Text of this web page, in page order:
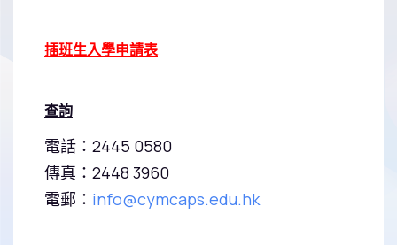
插班生入學申請表
查詢
電話：2445 0580
傳真：2448 3960
電郵： info@cymcaps.edu.hk